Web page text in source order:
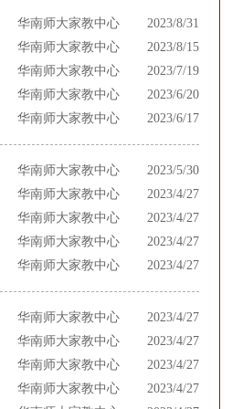
华南师大家教中心
2023/8/31
华南师大家教中心
2023/8/15
华南师大家教中心
2023/7/19
华南师大家教中心
2023/6/20
华南师大家教中心
2023/6/17
华南师大家教中心
2023/5/30
华南师大家教中心
2023/4/27
华南师大家教中心
2023/4/27
华南师大家教中心
2023/4/27
华南师大家教中心
2023/4/27
华南师大家教中心
2023/4/27
华南师大家教中心
2023/4/27
华南师大家教中心
2023/4/27
华南师大家教中心
2023/4/27